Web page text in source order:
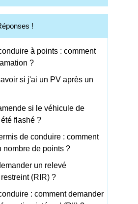
!
à points : comment
?
si j'ai un PV après un
si le véhicule de
flashé ?
de conduire : comment
nombre de points ?
un relevé
(RIR) ?
: comment demander